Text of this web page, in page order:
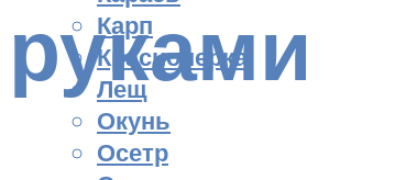
Карп
Красноперка
Лещ
Окунь
Осетр
руками